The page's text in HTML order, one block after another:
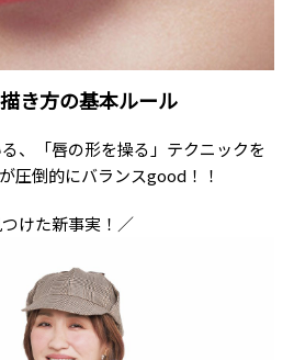
き方の基本ルール
、「唇の形を操る」テクニックを
圧倒的にバランスgood！！
けた新事実！／